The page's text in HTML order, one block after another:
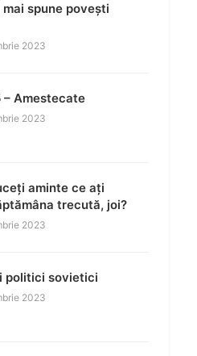
spune povești
2023
– Amestecate
2023
aminte ce ați
trecută, joi?
2023
politici sovietici
2023